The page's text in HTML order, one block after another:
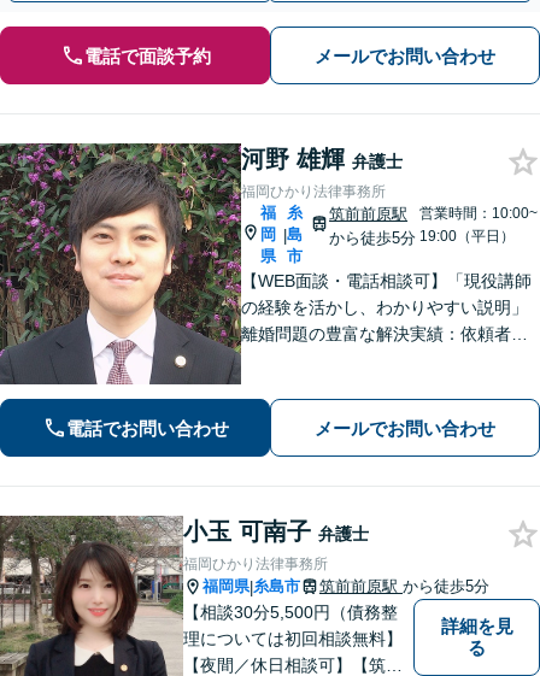
電話で面談予約 メールでお問い合わせ
河野 雄輝 弁護士
福岡ひかり法律事務所
福
岡
県
|
糸
島
市
筑前前原駅
から徒歩5分
営業時間：10:00~
19:00（平日）
【WEB面談・電話相談可】「現役講師
の経験を活かし、わかりやすい説明」
離婚問題の豊富な解決実績：依頼者さ
金問題：豊富な相談実績で借金の苦し
みへの深く共感」ご依頼後は最短で督
電話でお問い合わせ メールでお問い合わせ
小玉 可南子 弁護士
福岡ひかり法律事務所
福岡県|糸島市 筑前前原駅 から徒歩5分
【相談30分5,500円（債務整
理については初回相談無料】
【夜間／休日相談可】【筑前
詳細を見
る